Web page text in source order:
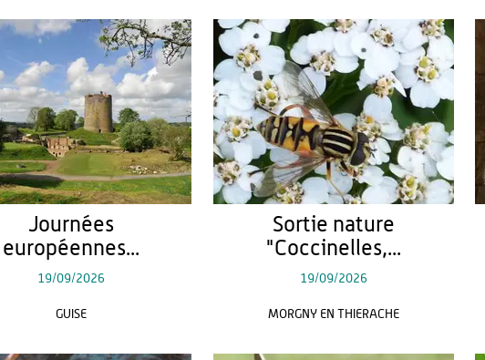
Journées
européennes...
19/09/2026
GUISE
Sortie nature
"Coccinelles,...
19/09/2026
MORGNY EN THIERACHE